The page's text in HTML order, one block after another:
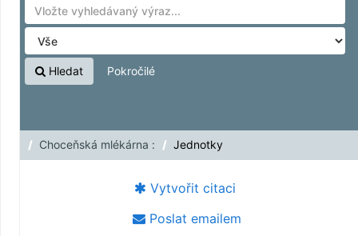
Hledat Pokročilé
Choceňská mlékárna : Jednotky
Vytvořit citaci
Poslat emailem